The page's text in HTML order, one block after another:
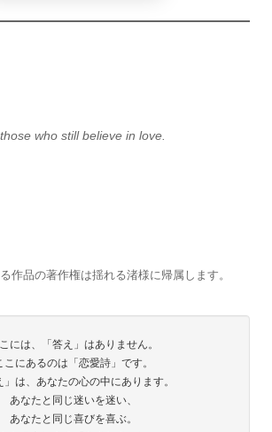
who still believe in love.
作品の著作権は揺れる渚様に帰属します。
には、「答え」はありません。
こにあるのは「恋愛詩」です。
」は、あなたの心の中にあります。
あなたと同じ迷いを迷い、
あなたと同じ喜びを喜ぶ。